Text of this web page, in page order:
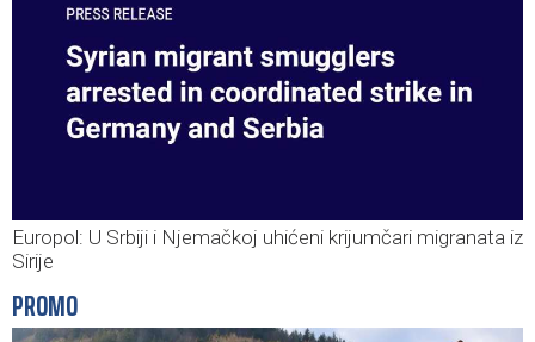
Europol: U Srbiji i Njemačkoj uhićeni krijumčari migranata iz
Sirije
PROMO